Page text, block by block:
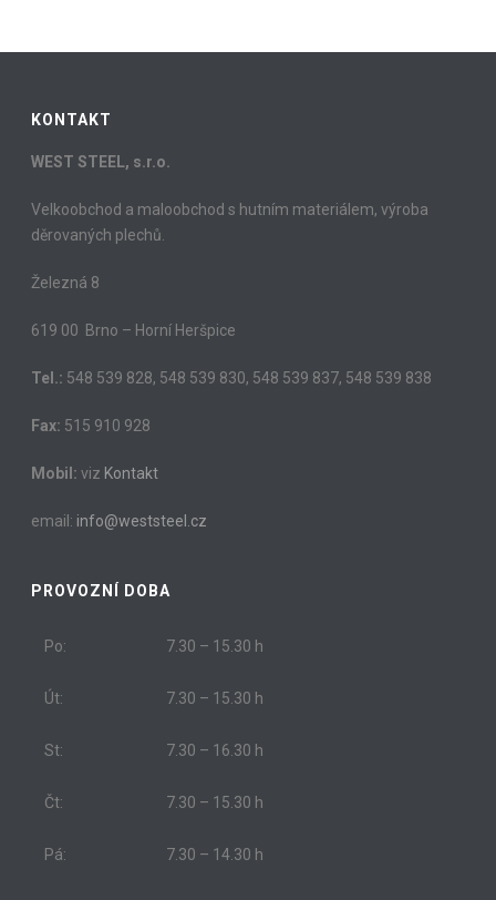
KONTAKT
WEST STEEL, s.r.o.
Velkoobchod a maloobchod s hutním materiálem, výroba
děrovaných plechů.
Železná 8
619 00 Brno – Horní Heršpice
Tel.: 548 539 828, 548 539 830, 548 539 837, 548 539 838
Fax: 515 910 928
Mobil: viz Kontakt
email: info@weststeel.cz
PROVOZNÍ DOBA
Po: 7.30 – 15.30 h
Út: 7.30 – 15.30 h
St: 7.30 – 16.30 h
Čt: 7.30 – 15.30 h
Pá: 7.30 – 14.30 h